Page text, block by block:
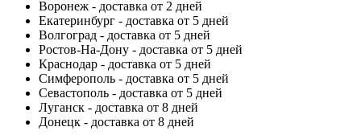
Воронеж - доставка от 2 дней
Екатеринбург - доставка от 5 дней
Волгоград - доставка от 5 дней
Ростов-На-Дону - доставка от 5 дней
Краснодар - доставка от 5 дней
Симферополь - доставка от 5 дней
Севастополь - доставка от 5 дней
Луганск - доставка от 8 дней
Донецк - доставка от 8 дней